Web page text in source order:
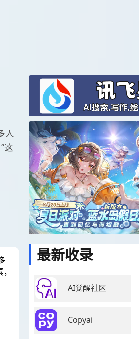
人
这
最新收录
AI觉醒社区
Copyai